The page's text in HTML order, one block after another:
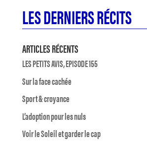
LES DERNIERS RÉCITS
ARTICLES RÉCENTS
LES PETITS AVIS, EPISODE 155
Sur la face cachée
Sport & croyance
L’adoption pour les nuls
Voir le Soleil et garder le cap